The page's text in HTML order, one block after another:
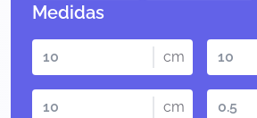
Medidas
cm
cm